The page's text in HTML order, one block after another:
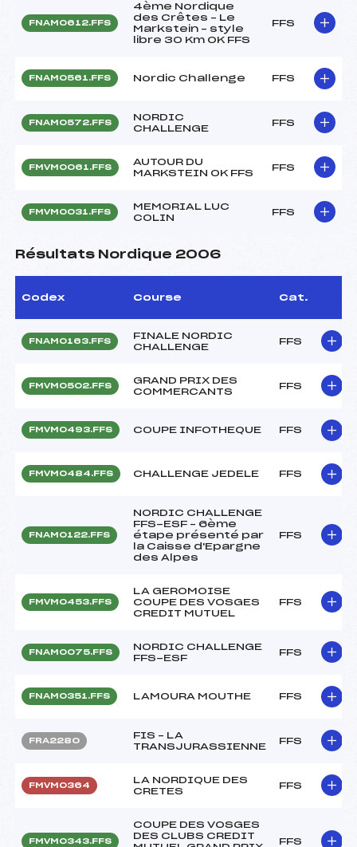
FNAM0612.FFS
4ème Nordique
des Crêtes – Le
Markstein – style
libre 30 Km OK FFS
FFS
FNAM0561.FFS Nordic Challenge FFS
FNAM0572.FFS
NORDIC
CHALLENGE
FFS
FMVM0061.FFS
AUTOUR DU
MARKSTEIN OK FFS
FFS
FMVM0031.FFS
MEMORIAL LUC
COLIN
FFS
Résultats Nordique 2006
Codex Course Cat.
FNAM0163.FFS
FINALE NORDIC
CHALLENGE
FFS
FMVM0502.FFS
GRAND PRIX DES
COMMERCANTS
FFS
FMVM0493.FFS COUPE INFOTHEQUE FFS
FMVM0484.FFS CHALLENGE JEDELE FFS
FNAM0122.FFS
NORDIC CHALLENGE
FFS-ESF – 6ème
étape présenté par
la Caisse d'Epargne
des Alpes
FFS
FMVM0453.FFS
LA GEROMOISE
COUPE DES VOSGES
CREDIT MUTUEL
FFS
FNAM0075.FFS
NORDIC CHALLENGE
FFS-ESF
FFS
FNAM0351.FFS LAMOURA MOUTHE FFS
FRA2280
FIS – LA
TRANSJURASSIENNE
FFS
FMVM0364
LA NORDIQUE DES
CRETES
FFS
FMVM0343.FFS
COUPE DES VOSGES
DES CLUBS CREDIT
FFS